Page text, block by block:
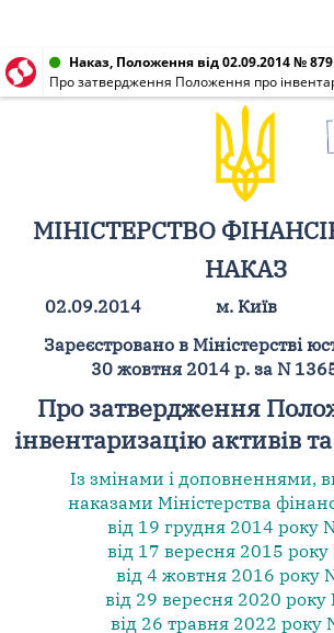
Наказ, Положення від 02.09.2014 № 879